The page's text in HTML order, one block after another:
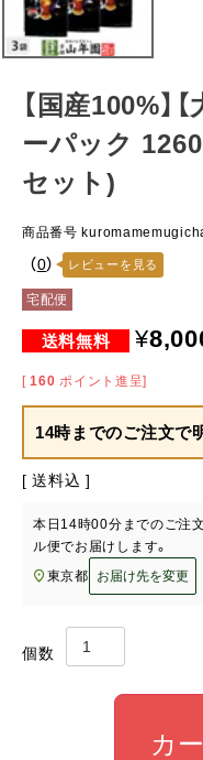
【国産100%】
ーパック
セット)
商品番号
（0） レビューを見る
宅配便
¥
[ 160 ポイント進呈]
14時までのご注文で
送料込
本日 14時00分 までのご注
ル便でお届けします。
東京都
お届け先を変更
カ